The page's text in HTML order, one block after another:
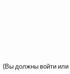
(Вы должны войти или